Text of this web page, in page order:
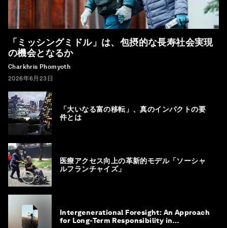
「ミッシングミドル」は、包摂的な長寿社会実現
の機会となるか
Charkhris Phomyoth
2026年6月23日
「大いなる富の移転」、真のインパクトの要
件とは
医療アクセス向上の革新的モデル「ソーシャ
ルフランチャイズ」
Intergenerational Foresight: An Approach
for Long-Term Responsibility in